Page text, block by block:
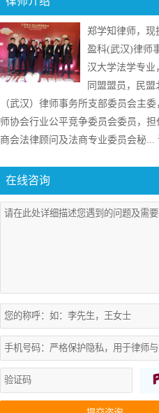
郑学知律师，现
盈科(武汉)律师
汉大学法学专业
同盟盟员，民盟
（武汉）律师事务所支部委员会主
师协会行业公平竞争委员会委员，担
商会法律顾问及法商专业委员会秘...
在线咨询